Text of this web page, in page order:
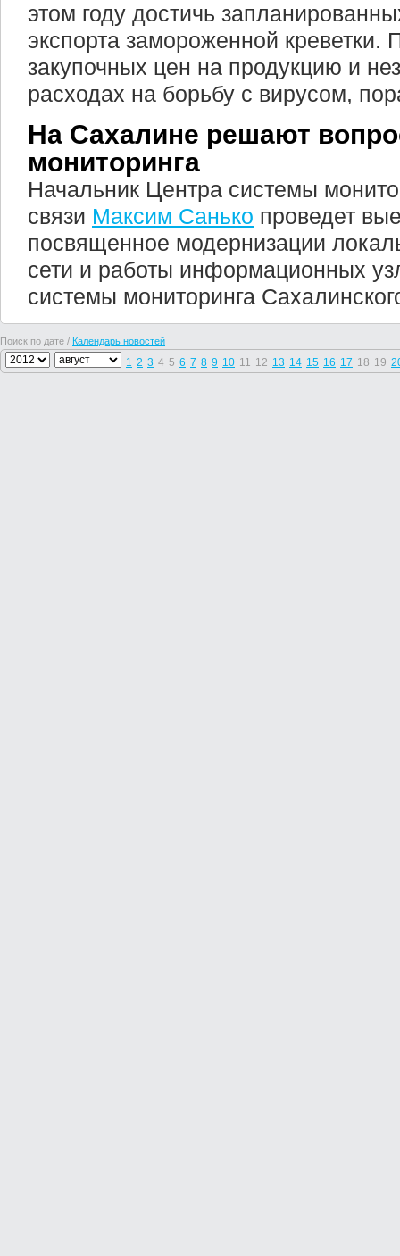
этом году достичь
экспорта замороженной креветки.
закупочных цен на продукцию и
расходах на борьбу с вирусом,
На Сахалине решают
мониторинга
Начальник Центра системы
связи Максим Санько проведет
посвященное модернизации
сети и работы информационных
системы мониторинга
Поиск по дате / Календарь новостей
1 2 3 4 5 6 7 8 9 10 11 12 13 14 15 16 17 18 19